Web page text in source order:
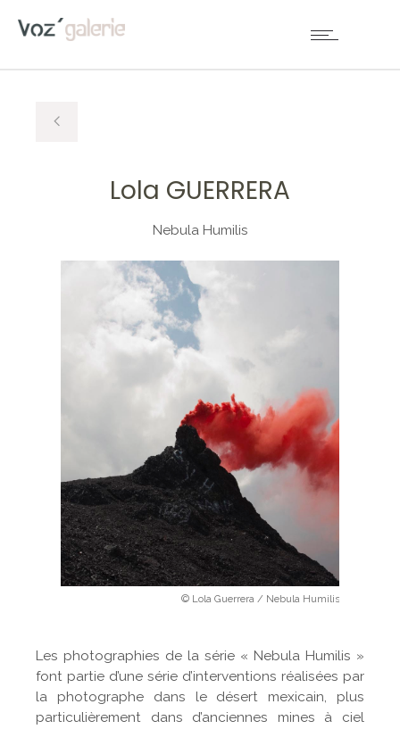
Lola GUERRERA
Nebula Humilis
© Lola Guerrera / Nebula Humilis
Les photographies de la série « Nebula Humilis »
font partie d’une série d’interventions réalisées par
la photographe dans le désert mexicain, plus
particulièrement dans d’anciennes mines à ciel